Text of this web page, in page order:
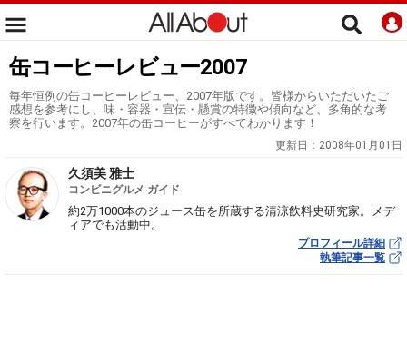
缶コーヒーレビュー2007
毎年恒例の缶コーヒーレビュー、2007年版です。皆様からいただいたご
感想を参考にし、味・容器・宣伝・懸賞の特徴や傾向など、多角的な考
察を行います。2007年の缶コーヒーがすべてわかります！
更新日： 2008年01月01日
久須美 雅士
コンビニグルメ ガイド
約2万1000本のジュース缶を所蔵する清涼飲料史研究家。メデ
ィアでも活動中。
プロフィール詳細
執筆記事一覧